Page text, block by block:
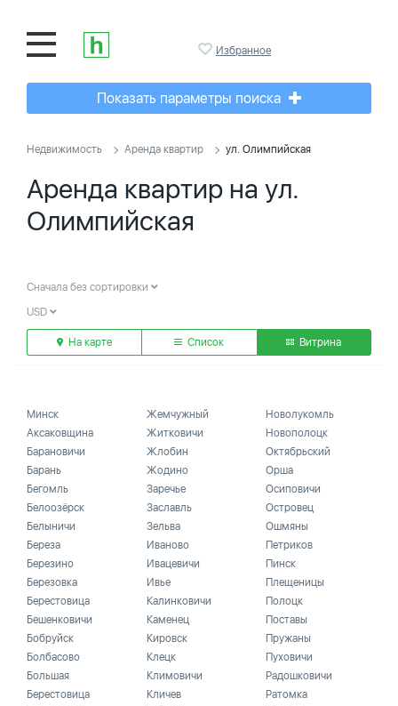
Избранное
Показать параметры поиска
Недвижимость Аренда квартир ул. Олимпийская
Аренда квартир на ул.
Олимпийская
Сначала без сортировки
USD
На карте Список Витрина
Минск
Аксаковщина
Барановичи
Барань
Бегомль
Белоозёрск
Белыничи
Береза
Березино
Березовка
Берестовица
Бешенковичи
Бобруйск
Болбасово
Большая
Берестовица
Жемчужный
Житковичи
Жлобин
Жодино
Заречье
Заславль
Зельва
Иваново
Ивацевичи
Ивье
Калинковичи
Каменец
Кировск
Клецк
Климовичи
Кличев
Новолукомль
Новополоцк
Октябрьский
Орша
Осиповичи
Островец
Ошмяны
Петриков
Пинск
Плещеницы
Полоцк
Поставы
Пружаны
Пуховичи
Радошковичи
Ратомка